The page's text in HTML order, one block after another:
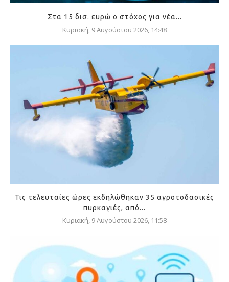
Στα 15 δισ. ευρώ ο στόχος για νέα...
Κυριακή, 9 Αυγούστου 2026, 14:48
Τις τελευταίες ώρες εκδηλώθηκαν 35 αγροτοδασικές
πυρκαγιές, από...
Κυριακή, 9 Αυγούστου 2026, 11:58